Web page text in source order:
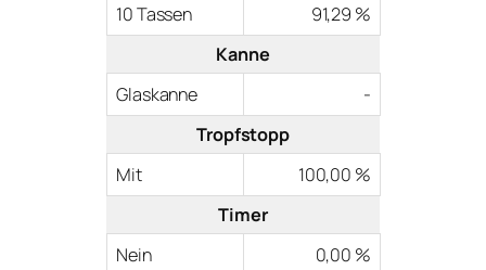
10 Tassen
91,29 %
Kanne
Glaskanne
-
Tropfstopp
Mit
100,00 %
Timer
Nein
0,00 %